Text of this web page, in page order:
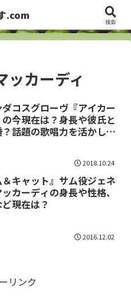
い芸人まで ・・・ サラっとズバっ
out!!
ッカーディ
ダコスグローヴ『アイカー
の今現在は？身長や彼氏と
話題の歌唱力を活かした
2018.10.24
＆キャット』サム役ジェネ
カーディの身長や性格、
現在は？
2016.12.02
リンク
.com
検索